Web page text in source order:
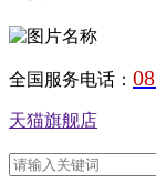
全国服务电话：
天猫旗舰店